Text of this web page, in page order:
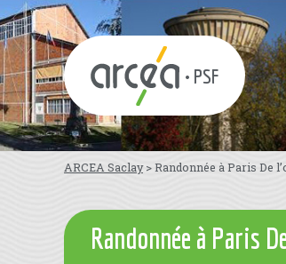
• PSF
ARCEA Saclay>Randonnée à Paris De
Randonnée à Paris